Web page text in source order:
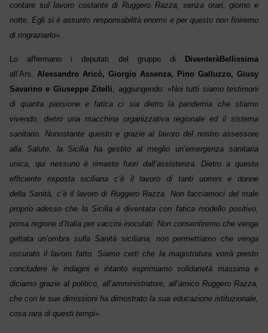
contare sul lavoro costante di Ruggero Razza, senza orari, giorno e
notte. Egli si è assunto responsabilità enormi e per questo non finiremo
di ringraziarlo».
Loaffermano i deputati del gruppo di DiventeràBellissima
all’Ars, Alessandro Aricò, Giorgio Assenza, Pino Galluzzo, Giusy
Savarino e Giuseppe Zitelli, aggiungendo: «Noi tutti siamo testimoni
di quanta passione e fatica ci sia dietro la pandemia che stiamo
vivendo, dietro una macchina organizzativa regionale ed il sistema
sanitario. Nonostante questo e grazie al lavoro del nostro assessore
alla Salute, la Sicilia ha gestito al meglio un’emergenza sanitaria
unica, qui nessuno è rimasto fuori dall’assistenza. Dietro a questa
efficiente risposta siciliana c’è il lavoro di tanti uomini e donne
dellaSanità, c’è il lavoro di Ruggero Razza. Non facciamoci del male
proprio adesso che la Sicilia è diventata con fatica modello positivo,
prima regione d’Italia per vaccini inoculati. Non consentiremo che venga
gettata un’ombra sullaSanità siciliana, non permettiamo che venga
oscurato il lavoro fatto. Siamo certi che la magistratura vorrà presto
concludere le indagini e intanto esprimiamo solidarietà massima e
diciamo grazie al politico, all’amministratore, all’amico Ruggero Razza,
che con le sue dimissioni ha dimostrato la sua educazione istituzionale,
cosa rara di questi tempi».